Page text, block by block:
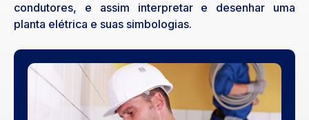
condutores, e assim interpretar e desenhar uma
planta elétrica e suas simbologias.